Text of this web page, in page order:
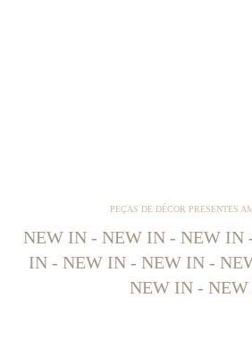
PEÇAS DE DÉCOR PRESENTES
NEW IN - NEW IN - NEW IN
IN - NEW IN - NEW IN -
NEW IN -